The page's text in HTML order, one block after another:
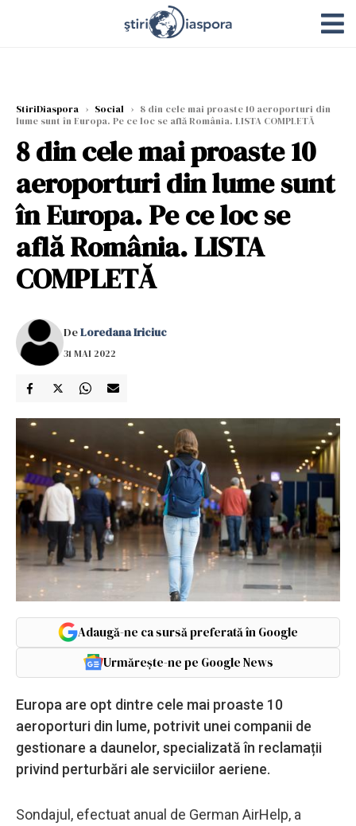
StiriDiaspora › Social › 8 din cele mai proaste 10 aeroporturi din
lume sunt în Europa. Pe ce loc se află România. LISTA COMPLETĂ
8 din cele mai proaste 10
aeroporturi din lume sunt
în Europa. Pe ce loc se
află România. LISTA
COMPLETĂ
DeLoredana Iriciuc
31 MAI 2022
Adaugă-ne ca sursă preferată în Google
Urmărește-ne pe Google News
Europa are opt dintre cele mai proaste 10
aeroporturi din lume, potrivit unei companii de
gestionare a daunelor, specializată în reclamații
privind perturbări ale serviciilor aeriene.
Sondajul, efectuat anual de German AirHelp, a